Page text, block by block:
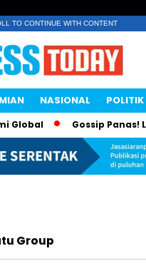
TO CONTINUE WITH CONTENT
NASIONAL POLITIK
Gossip Panas!
Group